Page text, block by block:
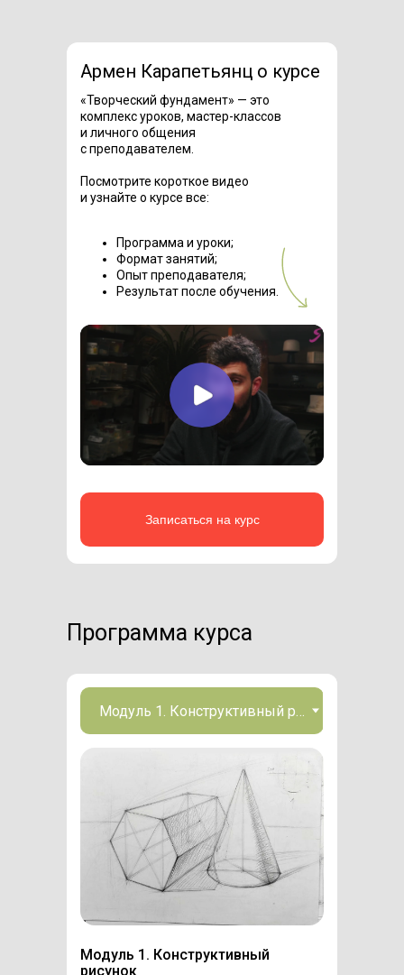
Армен Карапетьянц о курсе
«Творческий фундамент» — это
комплекс уроков, мастер-классов
и личного общения
с преподавателем.
Посмотрите короткое видео
и узнайте о курсе все:
Программа и уроки;
Формат занятий;
Опыт преподавателя;
Результат после обучения.
Записаться на курс
Программа курса
Модуль 1. Конструктивный
рисунок